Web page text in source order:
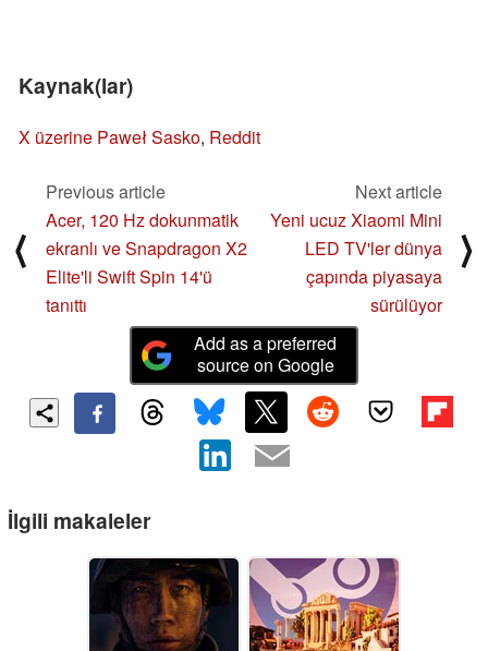
Kaynak(lar)
X üzerine Paweł Sasko, Reddit
⟨
Previous article
Acer, 120 Hz dokunmatik
ekranlı ve Snapdragon X2
Elite'li Swift Spin 14'ü
tanıttı
Next article
Yeni ucuz Xiaomi Mini
LED TV'ler dünya
çapında piyasaya
sürülüyor
⟩
Add as a preferred
source on Google
İlgili makaleler